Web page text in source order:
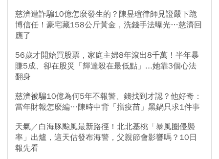
慈濟遭詐騙10億怎麼發生的？陳昱瑄律師見證嚴下跪
博信任！豪宅藏158公斤黃金，洗錢手法曝光…慈濟回
應了
56歲才開始買股票，家庭主婦8年滾出8千萬！半年暴
賺5成、卻在股災「輝達殺在最低點」...她靠3個心法
翻身
慈濟被騙10億為何5年不報警、錢找到才認？他好奇：
當年財報怎麼編…陳時中背「擋疫苗」黑鍋只求1件事
天氣／白海豚颱風最新路徑！北北基桃「暴風圈侵襲
率」出爐，這天估發布海警，父親節會影響嗎？10日
報先看